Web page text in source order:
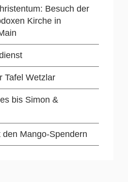
Besuch der
Kirche in
Tafel Wetzlar
bis Simon &
den Mango-Spendern